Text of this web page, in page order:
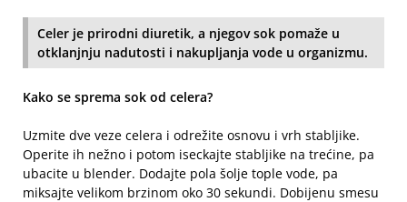
Celer je prirodni diuretik, a njegov sok pomaže u
otklanjnju nadutosti i nakupljanja vode u organizmu.
Kako se sprema sok od celera?
Uzmite dve veze celera i odrežite osnovu i vrh stabljike.
Operite ih nežno i potom iseckajte stabljike na trećine, pa
ubacite u blender. Dodajte pola šolje tople vode, pa
miksajte velikom brzinom oko 30 sekundi. Dobijenu smesu